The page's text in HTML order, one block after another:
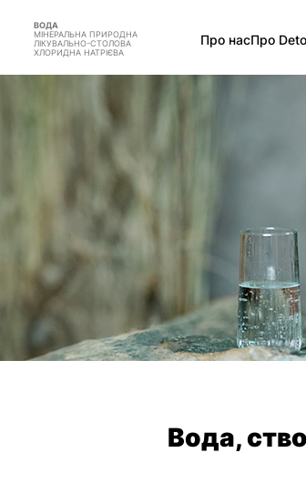
ВОДА
МІНЕРАЛЬНА ПРИРОДНА
ЛІКУВАЛЬНО-СТОЛОВА
ХЛОРИДНА НАТРІЄВА
Про насПро
Вода,